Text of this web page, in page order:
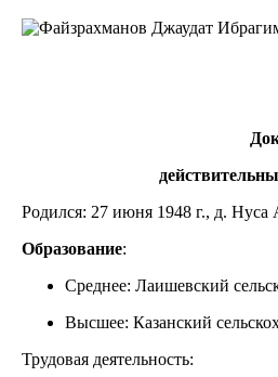
Родился: 27 июня 1948 г., д. Нуса
Образование:
Среднее: Лаишевский
Высшее: Казанский
Трудовая деятельность: